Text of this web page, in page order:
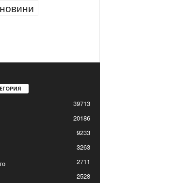
39713
20186
9233
3263
2711
2528